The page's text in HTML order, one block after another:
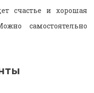
счастье и хорошая
самостоятельно